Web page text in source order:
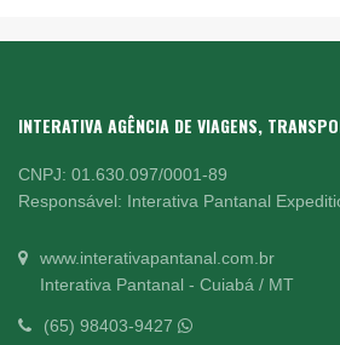
INTERATIVA AGÊNCIA DE VIAGENS,
CNPJ: 01.630.097/0001-89
Responsável: Interativa Pantanal
www.interativapantanal.com.br
Interativa Pantanal - Cuiabá / MT
(65) 98403-9427